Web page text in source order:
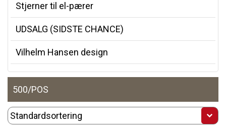
Stjerner til el-pærer
UDSALG (SIDSTE CHANCE)
Vilhelm Hansen design
500/POS